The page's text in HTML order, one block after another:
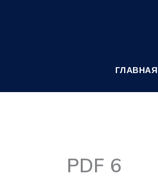
ГЛАВНАЯ
PDF 6